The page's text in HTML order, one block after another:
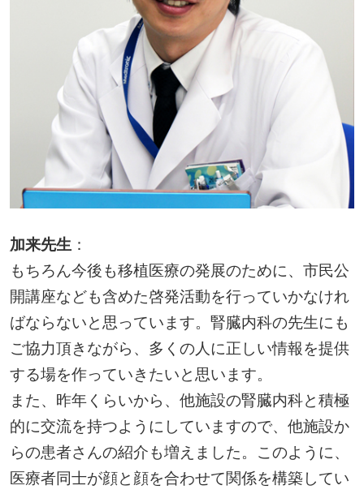
加来先生 ：
もちろん今後も移植医療の発展のために、市民公
開講座なども含めた啓発活動を行っていかなけれ
ばならないと思っています。腎臓内科の先生にも
ご協力頂きながら、多くの人に正しい情報を提供
する場を作っていきたいと思います。
また、昨年くらいから、他施設の腎臓内科と積極
的に交流を持つようにしていますので、他施設か
らの患者さんの紹介も増えました。このように、
医療者同士が顔と顔を合わせて関係を構築してい